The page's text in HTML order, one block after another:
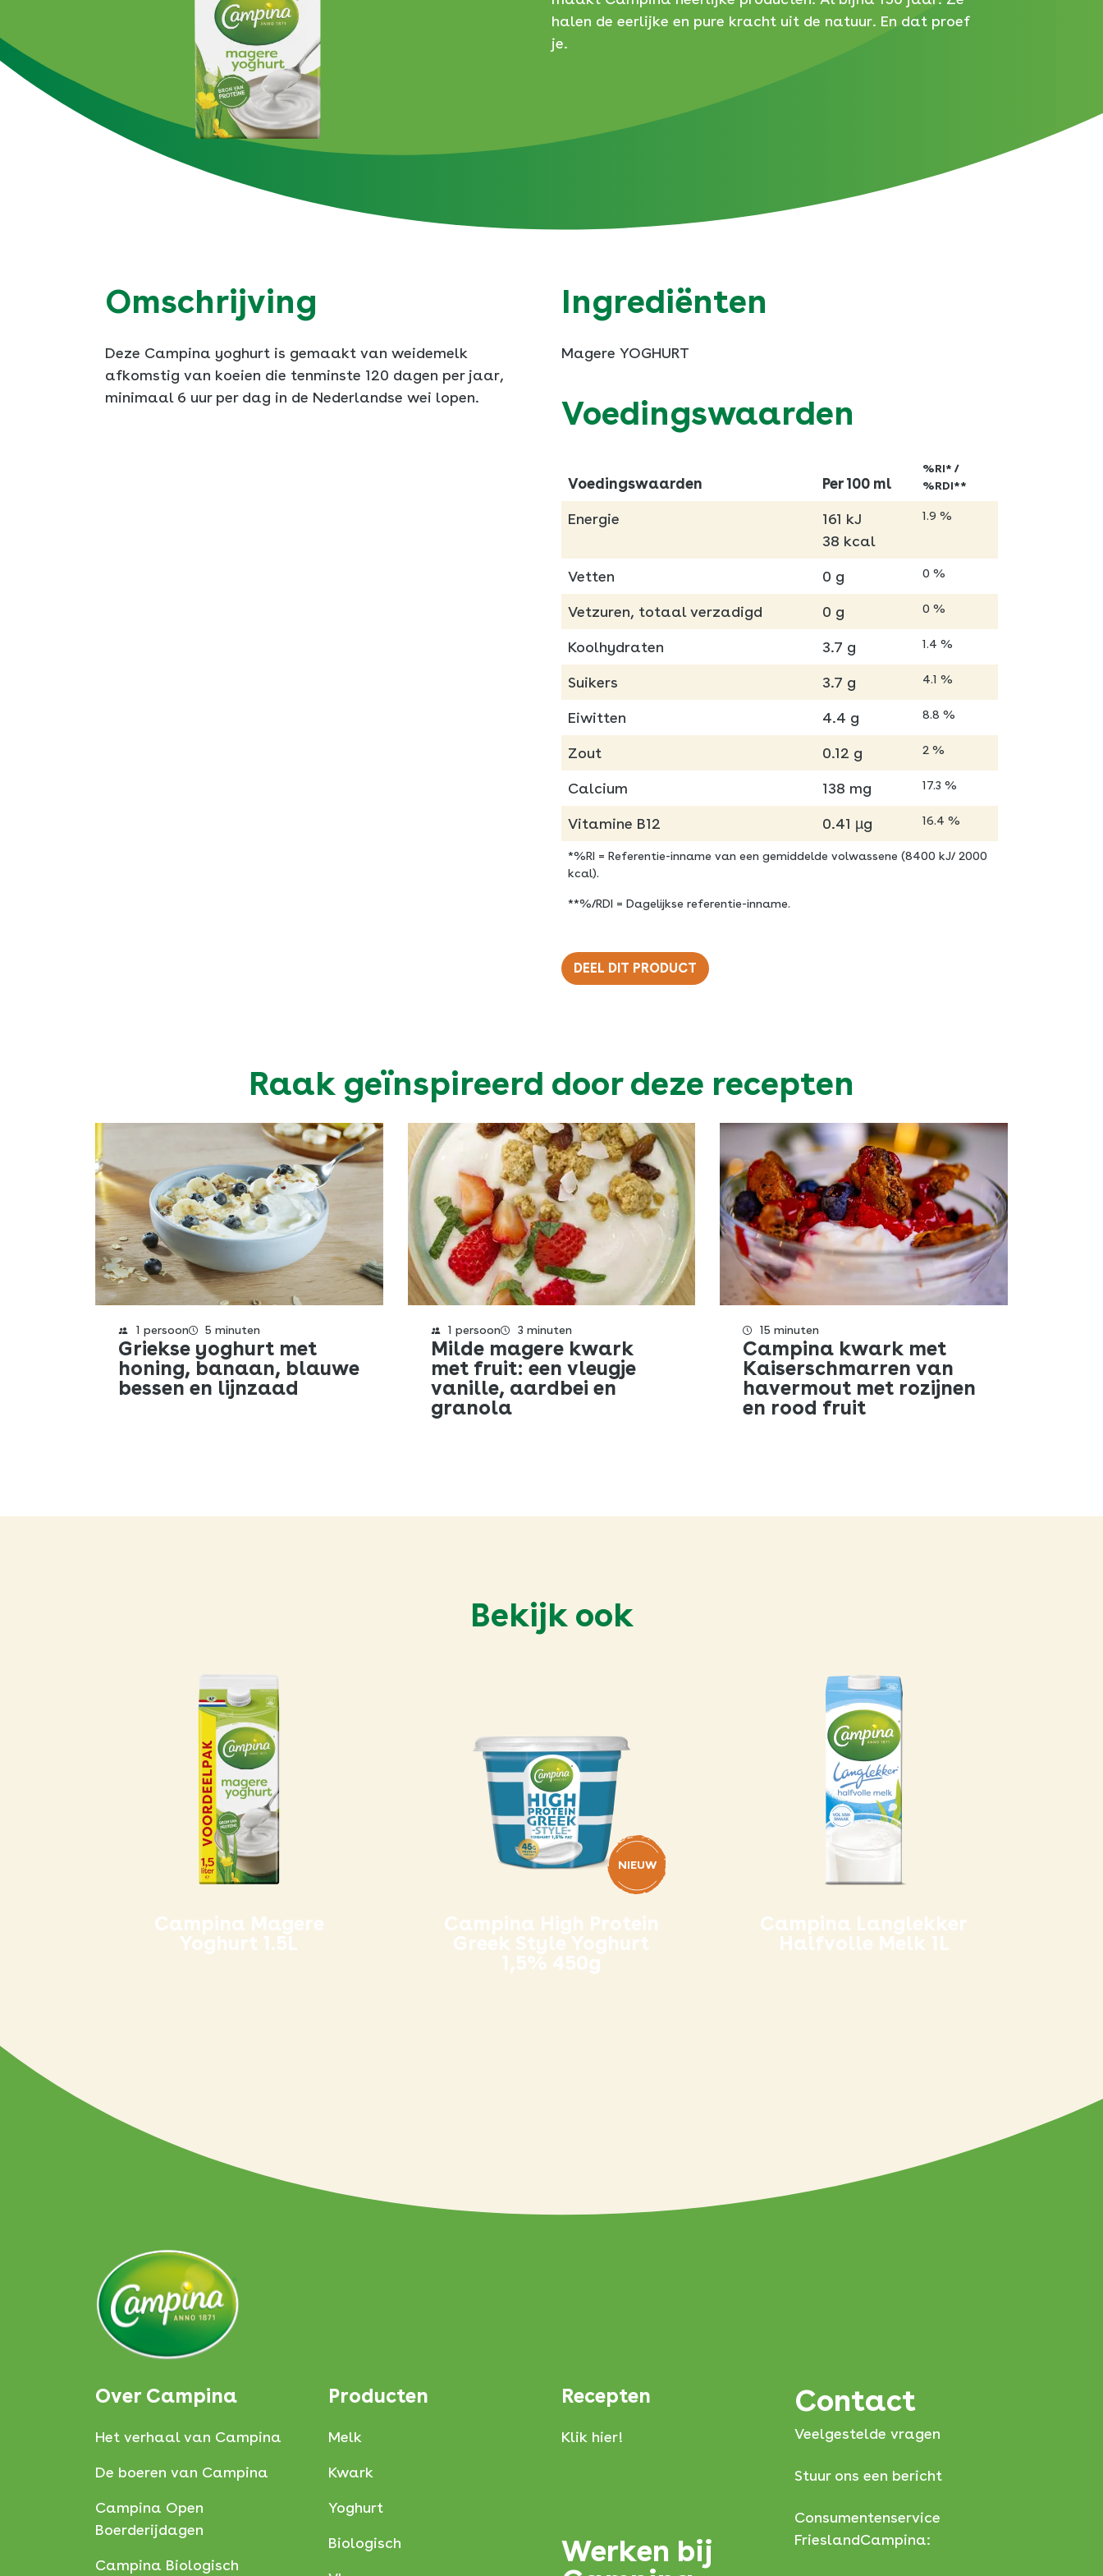
Vla
Greek
Boter
LangLekker
halen de eerlijke en pure kracht uit de natuur. En dat proef
je.
Omschrijving
Deze Campina yoghurt is gemaakt van weidemelk
afkomstig van koeien die tenminste 120 dagen per jaar,
minimaal 6 uur per dag in de Nederlandse wei lopen.
Ingrediënten
Magere YOGHURT
Voedingswaarden
Voedingswaarden Per 100 ml
%RI* /
%RDI**
Energie
161 kJ
38 kcal
1.9 %
Vetten 0 g 0 %
Vetzuren, totaal verzadigd 0 g 0 %
Koolhydraten 3.7 g 1.4 %
Suikers 3.7 g 4.1 %
Eiwitten 4.4 g 8.8 %
Zout 0.12 g 2 %
Calcium 138 mg 17.3 %
Vitamine B12 0.41 µg 16.4 %
*%RI = Referentie-inname van een gemiddelde volwassene (8400 kJ/ 2000
kcal).
**%/RDI = Dagelijkse referentie-inname.
DEEL DIT PRODUCT
Pinterest
Kopieer URL
Raak geïnspireerd door deze recepten
1 persoon 5 minuten
Griekse yoghurt met
honing, banaan, blauwe
bessen en lijnzaad
1 persoon 3 minuten
Milde magere kwark
met fruit: een vleugje
vanille, aardbei en
granola
15 minuten
Campina kwark met
Kaiserschmarren van
havermout met rozijnen
en rood fruit
Bekijk ook
Campina Magere
Yoghurt 1.5L
NIEUW
Campina High Protein
Greek Style Yoghurt
1,5% 450g
Campina Langlekker
Halfvolle Melk 1L
Over Campina
Het verhaal van Campina
De boeren van Campina
Campina Open
Boerderijdagen
Campina Biologisch
Producten
Melk
Kwark
Yoghurt
Biologisch
Recepten
Klik hier!
Werken bij
Contact
Veelgestelde vragen
Stuur ons een bericht
Consumentenservice
FrieslandCampina:
SLUITEN